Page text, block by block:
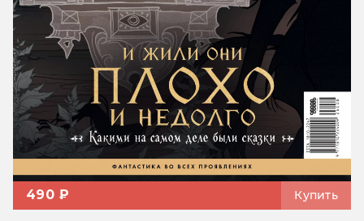
490 ₽ Купить